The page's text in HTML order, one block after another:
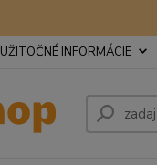
UŽITOČNÉ INFORMÁCIE